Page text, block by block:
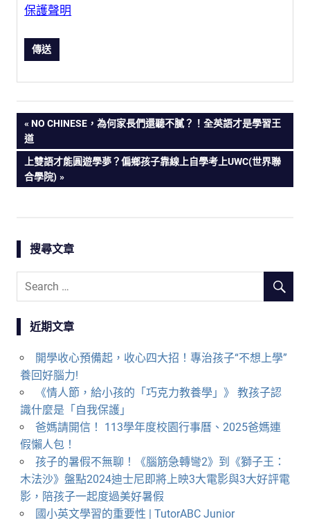
保護聲明
文
章
導
PREVIOUS
POST:
NO CHINESE，為何家長們還聽不膩？！全英語才是學習王
道
NEXT
POST:
上雙語才能圓遊學夢？偏鄉孩子靠線上自學考上UWC(世界聯
合學院)
搜尋文章
近期文章
開學收心預備起，收心四大招！專治孩子“不想上學”
養回好腦力!
《情人節，給小孩的「巧克力教養學」》 教孩子認
識什麼是「自我保護」
爸媽請開信！ 113學年度校園行事曆、2025爸媽連
假懶人包！
孩子的暑假不無聊！《腦筋急轉彎2》到《獅子王：
木法沙》盤點2024迪士尼即將上映3大電影與3大好評電
影，陪孩子一起度過美好暑假
國小英文學習的重要性 | TutorABC Junior